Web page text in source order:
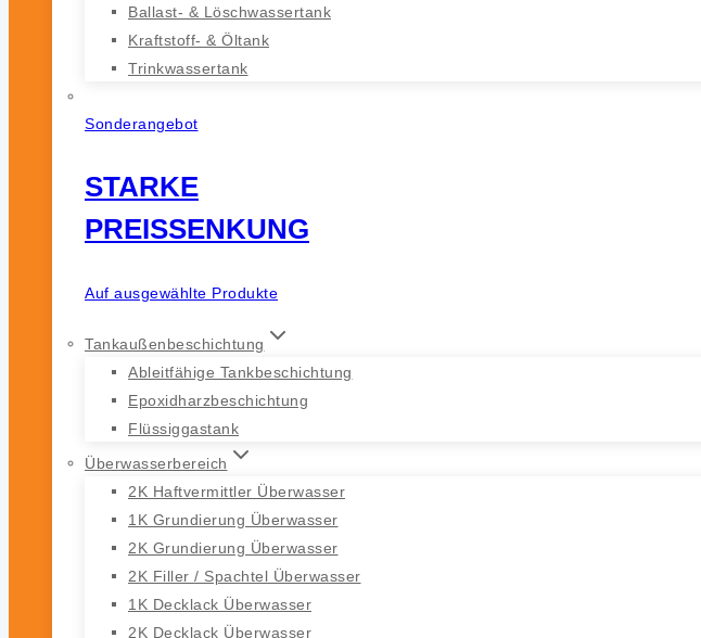
Ballast- & Löschwassertank
Kraftstoff- & Öltank
Trinkwassertank
Sonderangebot
STARKE
PREISSENKUNG
Auf ausgewählte Produkte
Tankaußenbeschichtung
Ableitfähige Tankbeschichtung
Epoxidharzbeschichtung
Flüssiggastank
Überwasserbereich
2K Haftvermittler Überwasser
1K Grundierung Überwasser
2K Grundierung Überwasser
2K Filler / Spachtel Überwasser
1K Decklack Überwasser
2K Decklack Überwasser